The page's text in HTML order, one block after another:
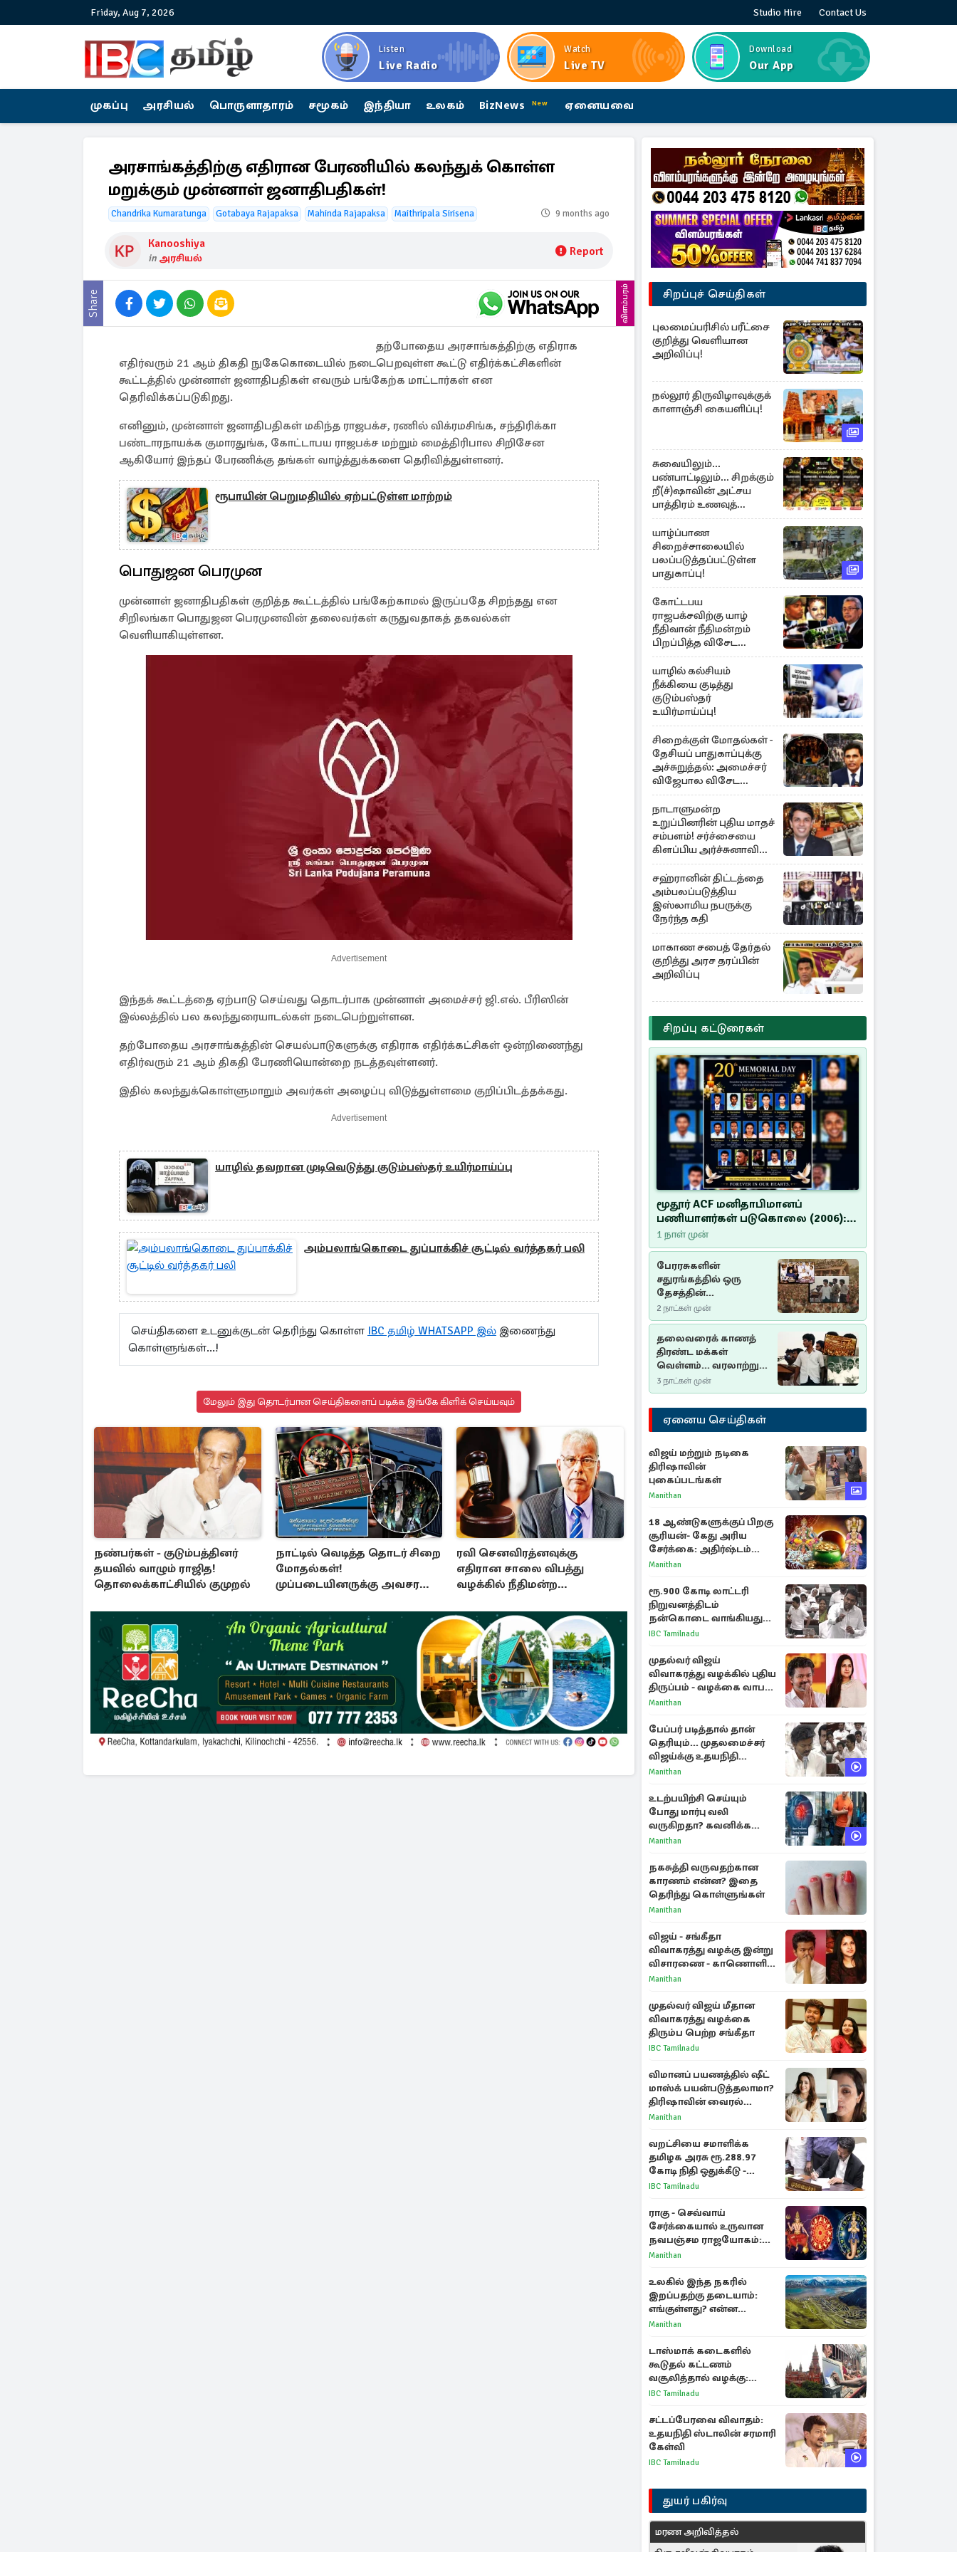
Friday, Aug 7, 2026 Studio Hire Contact Us
Listen
Live Radio
Watch
Live TV
Download
Our App
முகப்பு அரசியல் பொருளாதாரம் சமூகம் இந்தியா உலகம் BizNews New ஏனையவை
அரசாங்கத்திற்கு எதிரான பேரணியில் கலந்துக் கொள்ள
மறுக்கும் முன்னாள் ஜனாதிபதிகள்!
Chandrika Kumaratunga Gotabaya Rajapaksa Mahinda Rajapaksa Maithripala Sirisena 9 months ago
Kanooshiya
in அரசியல் Report
Share விளம்பரம்
தற்போதைய அரசாங்கத்திற்கு எதிராக
எதிர்வரும் 21 ஆம் திகதி நுகேகொடையில் நடைபெறவுள்ள கூட்டு எதிர்க்கட்சிகளின்
கூட்டத்தில் முன்னாள் ஜனாதிபதிகள் எவரும் பங்கேற்க மாட்டார்கள் என
தெரிவிக்கப்படுகிறது.
எனினும், முன்னாள் ஜனாதிபதிகள் மகிந்த ராஜபக்ச, ரணில் விக்ரமசிங்க, சந்திரிக்கா
பண்டாரநாயக்க குமாரதுங்க, கோட்டாபய ராஜபக்ச மற்றும் மைத்திரிபால சிறிசேன
ஆகியோர் இந்தப் பேரணிக்கு தங்கள் வாழ்த்துக்களை தெரிவித்துள்ளனர்.
ரூபாயின் பெறுமதியில் ஏற்பட்டுள்ள மாற்றம்
பொதுஜன பெரமுன
முன்னாள் ஜனாதிபதிகள் குறித்த கூட்டத்தில் பங்கேற்காமல் இருப்பதே சிறந்தது என
சிறிலங்கா பொதுஜன பெரமுனவின் தலைவர்கள் கருதுவதாகத் தகவல்கள்
வெளியாகியுள்ளன.
Advertisement
இந்தக் கூட்டத்தை ஏற்பாடு செய்வது தொடர்பாக முன்னாள் அமைச்சர் ஜி.எல். பீரிஸின்
இல்லத்தில் பல கலந்துரையாடல்கள் நடைபெற்றுள்ளன.
தற்போதைய அரசாங்கத்தின் செயல்பாடுகளுக்கு எதிராக எதிர்க்கட்சிகள் ஒன்றிணைந்து
எதிர்வரும் 21 ஆம் திகதி பேரணியொன்றை நடத்தவுள்ளனர்.
இதில் கலந்துக்கொள்ளுமாறும் அவர்கள் அழைப்பு விடுத்துள்ளமை குறிப்பிடத்தக்கது.
Advertisement
யாழில் தவறான முடிவெடுத்து குடும்பஸ்தர் உயிர்மாய்ப்பு
அம்பலாங்கொடை துப்பாக்கிச் சூட்டில் வர்த்தகர் பலி
செய்திகளை உடனுக்குடன் தெரிந்து கொள்ள IBC தமிழ் WHATSAPP இல் இணைந்து
கொள்ளுங்கள்...!
மேலும் இது தொடர்பான செய்திகளைப் படிக்க இங்கே கிளிக் செய்யவும்
நண்பர்கள் - குடும்பத்தினர்
தயவில் வாழும் ராஜித!
தொலைக்காட்சியில் குமுறல்
நாட்டில் வெடித்த தொடர் சிறை
மோதல்கள்!
முப்படையினருக்கு அவசர
ரவி செனவிரத்னவுக்கு
எதிரான சாலை விபத்து
வழக்கில் நீதிமன்ற
சிறப்புச் செய்திகள்
புலமைப்பரிசில் பரீட்சை
குறித்து வெளியான
அறிவிப்பு!
நல்லூர் திருவிழாவுக்குக்
காளாஞ்சி கையளிப்பு!
சுவையிலும்...
பண்பாட்டிலும்... சிறக்கும்
றீ(ச்)ஷாவின் அட்சய
பாத்திரம் உணவுத்
திருவிழா ஆரம்பம்
யாழ்ப்பாண
சிறைச்சாலையில்
பலப்படுத்தப்பட்டுள்ள
பாதுகாப்பு!
கோட்டபய
ராஜபக்சவிற்கு யாழ்
நீதிவான் நீதிமன்றம்
பிறப்பித்த விசேட
உத்தரவு!
யாழில் கல்சியம்
நீக்கியை குடித்து
குடும்பஸ்தர்
உயிர்மாய்ப்பு!
சிறைக்குள் மோதல்கள் -
தேசியப் பாதுகாப்புக்கு
அச்சுறுத்தல்: அமைச்சர்
விஜேபால விசேட
அறிவிப்பு
நாடாளுமன்ற
உறுப்பினரின் புதிய மாதச்
சம்பளம்! சர்ச்சையை
கிளப்பிய அர்ச்சுனாவின்
அறிக்கை
சஹ்ரானின் திட்டத்தை
அம்பலப்படுத்திய
இஸ்லாமிய நபருக்கு
நேர்ந்த கதி
மாகாண சபைத் தேர்தல்
குறித்து அரச தரப்பின்
அறிவிப்பு
சிறப்பு கட்டுரைகள்
மூதூர் ACF மனிதாபிமானப்
பணியாளர்கள் படுகொலை (2006):
20 ஆண்டுகளாகியும் நீதி
மறுக்கப்பட்ட மனிதாபிமானப்
பேரவலம்
1 நாள் முன்
பேரரசுகளின்
சதுரங்கத்தில் ஒரு
தேசத்தின்
தீர்க்கதரிசனம் :
சுதுமலை பிரகடனம்
ஒரு வரலாற்றுப் பாடம்
2 நாட்கள் முன்
தலைவரைக் காணத்
திரண்ட மக்கள்
வெள்ளம்... வரலாற்றுச்
சிறப்புமிக்க சுதுமலைப்
பிரகடனம்…
3 நாட்கள் முன்
ஏனைய செய்திகள்
விஜய் மற்றும் நடிகை
திரிஷாவின்
புகைப்படங்கள்
Manithan
18 ஆண்டுகளுக்குப் பிறகு
சூரியன்- கேது அரிய
சேர்க்கை: அதிர்ஷ்டம்
பெறும் 3 ராசிகள்!
Manithan
ரூ.900 கோடி லாட்டரி
நிறுவனத்திடம்
நன்கொடை வாங்கியது
ஏன்? உதயநிதி - ஆதவ்
IBC Tamilnadu
முதல்வர் விஜய்
விவாகரத்து வழக்கில் புதிய
திருப்பம் - வழக்கை வாபஸ்
பெற்ற சங்கீதா!
Manithan
பேப்பர் படித்தால் தான்
தெரியும்... முதலமைச்சர்
விஜய்க்கு உதயநிதி
ஸ்டாலின் பதிலடி
Manithan
உடற்பயிற்சி செய்யும்
போது மார்பு வலி
வருகிறதா? கவனிக்க
வேண்டிய எச்சரிக்கை
Manithan
நகசுத்தி வருவதற்கான
காரணம் என்ன? இதை
தெரிந்து கொள்ளுங்கள்
Manithan
விஜய் - சங்கீதா
விவாகரத்து வழக்கு இன்று
விசாரணை - காணொளி
மூலம் ஆஜராக வாய்ப்பு
Manithan
முதல்வர் விஜய் மீதான
விவாகரத்து வழக்கை
திரும்ப பெற்ற சங்கீதா
IBC Tamilnadu
விமானப் பயணத்தில் ஷீட்
மாஸ்க் பயன்படுத்தலாமா?
திரிஷாவின் வைரல்
செல்ஃபிக்கு மருத்துவர்
Manithan
வறட்சியை சமாளிக்க
தமிழக அரசு ரூ.288.97
கோடி நிதி ஒதுக்கீடு -
வெளியான அரசாணை
IBC Tamilnadu
ராகு - செவ்வாய்
சேர்க்கையால் உருவான
நவபஞ்சம ராஜயோகம்:
அதிர்ஷ்டம் பெறும் 3
Manithan
உலகில் இந்த நகரில்
இறப்பதற்கு தடையாம்:
எங்குள்ளது? என்ன
காரணம் தெரியுமா?
Manithan
டாஸ்மாக் கடைகளில்
கூடுதல் கட்டணம்
வசூலித்தால் வழக்கு:
சென்னை உயர்நீதிமன்றம்
IBC Tamilnadu
சட்டப்பேரவை விவாதம்:
உதயநிதி ஸ்டாலின் சரமாரி
கேள்வி
IBC Tamilnadu
துயர் பகிர்வு
மரண அறிவித்தல்